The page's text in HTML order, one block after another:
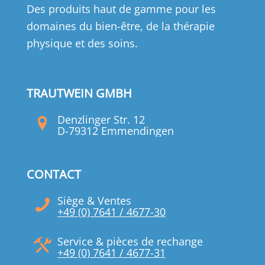
Des produits haut de gamme pour les
domaines du bien-être, de la thérapie
physique et des soins.
TRAUTWEIN GMBH
Denzlinger Str. 12
D-79312 Emmendingen
CONTACT
Siège & Ventes
+49 (0) 7641 / 4677-30
Service & pièces de rechange
+49 (0) 7641 / 4677-31